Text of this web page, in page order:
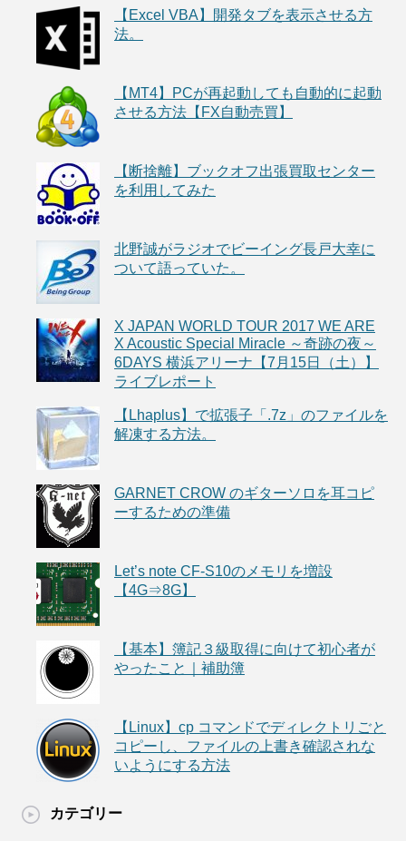
【Excel VBA】開発タブを表示させる方
法。
【MT4】PCが再起動しても自動的に起動
させる方法【FX自動売買】
【断捨離】ブックオフ出張買取センター
を利用してみた
北野誠がラジオでビーイング長戸大幸に
ついて語っていた。
X JAPAN WORLD TOUR 2017 WE ARE
X Acoustic Special Miracle ～奇跡の夜～
6DAYS 横浜アリーナ【7月15日（土）】
ライブレポート
【Lhaplus】で拡張子「.7z」のファイルを
解凍する方法。
GARNET CROW のギターソロを耳コピ
ーするための準備
Let’s note CF-S10のメモリを増設
【4G⇒8G】
【基本】簿記３級取得に向けて初心者が
やったこと｜補助簿
【Linux】cp コマンドでディレクトリごと
コピーし、ファイルの上書き確認されな
いようにする方法
カテゴリー